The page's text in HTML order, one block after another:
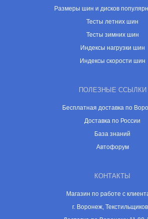
Размеры шин и дисков
Тесты летних шин
Тесты зимних шин
Индексы нагрузки шин
Индексы скорости шин
ПОЛЕЗНЫЕ ССЫЛКИ
Бесплатная доставка по
Доставка по России
База знаний
Автофорум
КОНТАКТЫ
Магазин по работе с
г. Воронеж,